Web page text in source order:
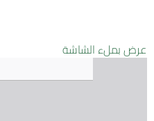
عرض بملء الشاشة